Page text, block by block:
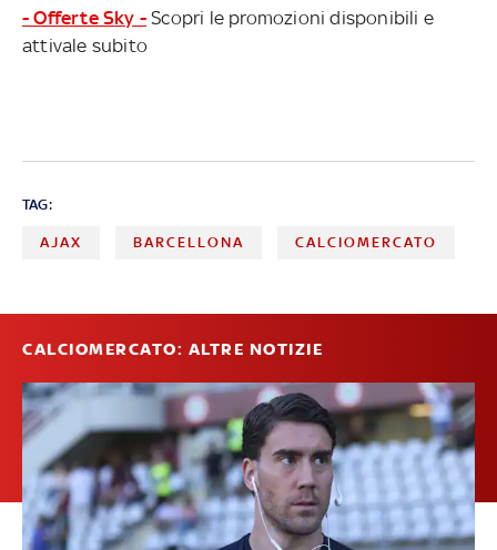
- Offerte Sky - Scopri le promozioni disponibili e
attivale subito
TAG:
AJAX BARCELLONA CALCIOMERCATO
CALCIOMERCATO: ALTRE NOTIZIE